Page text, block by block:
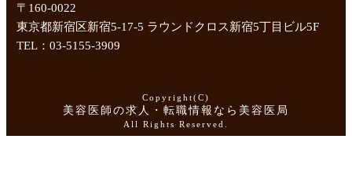
〒160-0022
東京都新宿区新宿5-17-5 ラウンドクロス新宿5丁目ビル5F
TEL：03-5155-3909
Copyright(C)
美容医師の求人・転職情報なら美容医局
All Rights Reserved.